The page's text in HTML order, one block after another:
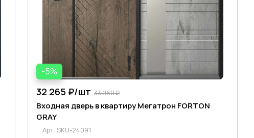
-5%
32 265 ₽/шт 33 960 ₽
Входная дверь в квартиру Мегатрон FORTON
GRAY
Арт. SKU-24091